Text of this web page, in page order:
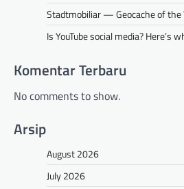
Stadtmobiliar — Geocache of the
Is YouTube social media? Here’s
Komentar Terbaru
No comments to show.
Arsip
August 2026
July 2026